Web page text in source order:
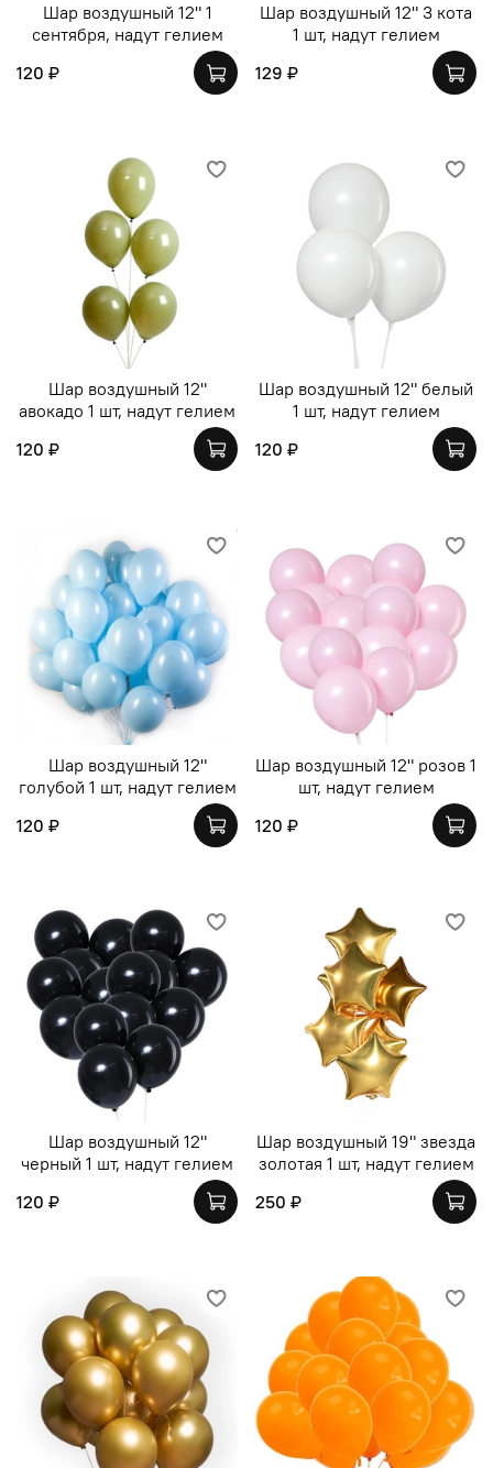
Шар воздушный 12" 1
сентября, надут гелием
120 ₽
Шар воздушный 12" 3 кота
1 шт, надут гелием
129 ₽
Шар воздушный 12"
авокадо 1 шт, надут гелием
120 ₽
Шар воздушный 12" белый
1 шт, надут гелием
120 ₽
Шар воздушный 12"
голубой 1 шт, надут гелием
120 ₽
Шар воздушный 12" розов 1
шт, надут гелием
120 ₽
Шар воздушный 12"
черный 1 шт, надут гелием
120 ₽
Шар воздушный 19" звезда
золотая 1 шт, надут гелием
250 ₽